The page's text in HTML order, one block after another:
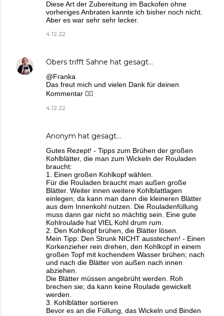
Diese Art der Zubereitung im Backofen ohne
vorheriges Anbraten kannte ich bisher noch nicht.
Aber es war sehr sehr lecker.
4.12.22
Obers trifft Sahne hat gesagt…
@Franka
Das freut mich und vielen Dank für deinen
Kommentar 🙋‍♀️
4.12.22
Anonym hat gesagt…
Gutes Rezept! - Tipps zum Brühen der großen
Kohlblätter, die man zum Wickeln der Rouladen
braucht:
1. Einen großen Kohlkopf wählen.
Für die Rouladen braucht man außen große
Blätter. Weiter innen weitere Kohlblattlagen
einlegen; da kann man dann die kleineren Blätter
aus dem Innenkohl nutzen. Die Rouladenfüllung
muss dann gar nicht so mächtig sein. Eine gute
Kohlroulade hat VIEL Kohl drum rum.
2. Den Kohlkopf brühen, die Blätter lösen.
Mein Tipp: Den Strunk NICHT ausstechen! - Einen
Korkenzieher rein drehen, den Kohlkopf in einem
großen Topf mit kochendem Wasser brühen; nach
und nach die Blätter von außen nach innen
abziehen.
Die Blätter müssen angebrüht werden. Roh
brechen sie; da kann keine Roulade gewickelt
werden.
3. Kohlblätter sortieren
Bevor es an die Füllung, das Wickeln und Binden